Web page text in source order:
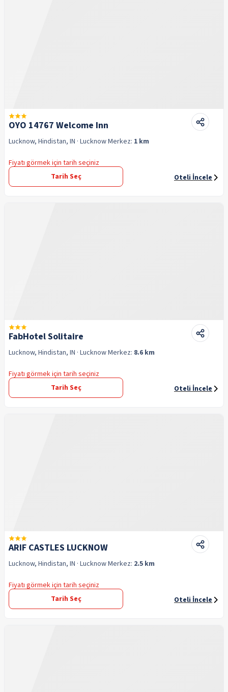
OYO 14767 Welcome Inn
Lucknow, Hindistan, IN · LucknowMerkez: 1 km
Fiyatı görmek için tarih seçiniz
Tarih Seç
Oteli İncele
FabHotel Solitaire
Lucknow, Hindistan, IN · LucknowMerkez: 8.6 km
Fiyatı görmek için tarih seçiniz
Tarih Seç
Oteli İncele
ARIF CASTLES LUCKNOW
Lucknow, Hindistan, IN · LucknowMerkez: 2.5 km
Fiyatı görmek için tarih seçiniz
Tarih Seç
Oteli İncele